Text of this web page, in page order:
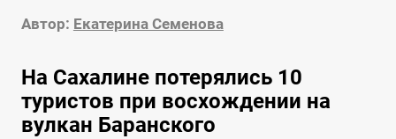
Автор: Екатерина Семенова
На Сахалине потерялись 10
туристов при восхождении на
вулкан Баранского